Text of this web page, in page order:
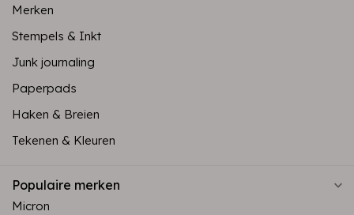
Merken
Stempels & Inkt
Junk journaling
Paperpads
Haken & Breien
Tekenen & Kleuren
Populaire merken
Micron